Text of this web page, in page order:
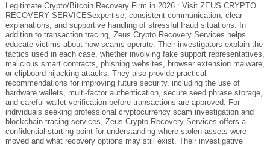
Legitimate Crypto/Bitcoin Recovery Firm in 2026 : Visit ZEUS CRYPTO
RECOVERY SERVICESexpertise, consistent communication, clear
explanations, and supportive handling of stressful fraud situations. In
addition to transaction tracing, Zeus Crypto Recovery Services helps
educate victims about how scams operate. Their investigators explain the
tactics used in each case, whether involving fake support representatives,
malicious smart contracts, phishing websites, browser extension malware,
or clipboard hijacking attacks. They also provide practical
recommendations for improving future security, including the use of
hardware wallets, multi-factor authentication, secure seed phrase storage,
and careful wallet verification before transactions are approved. For
individuals seeking professional cryptocurrency scam investigation and
blockchain tracing services, Zeus Crypto Recovery Services offers a
confidential starting point for understanding where stolen assets were
moved and what recovery options may still exist. Their investigative